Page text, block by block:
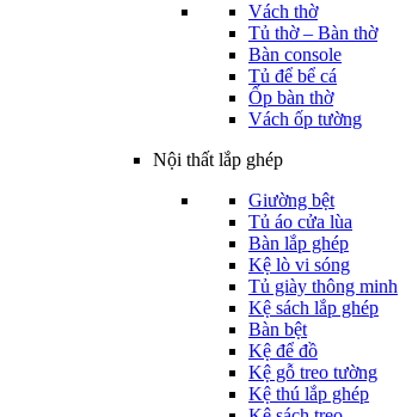
Vách thờ
Tủ thờ – Bàn thờ
Bàn console
Tủ để bể cá
Ốp bàn thờ
Vách ốp tường
Nội thất lắp ghép
Giường bệt
Tủ áo cửa lùa
Bàn lắp ghép
Kệ lò vi sóng
Tủ giày thông minh
Kệ sách lắp ghép
Bàn bệt
Kệ để đồ
Kệ gỗ treo tường
Kệ thú lắp ghép